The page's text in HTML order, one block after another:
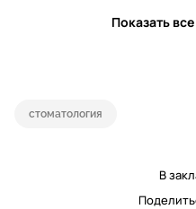
Показать
стоматология
В